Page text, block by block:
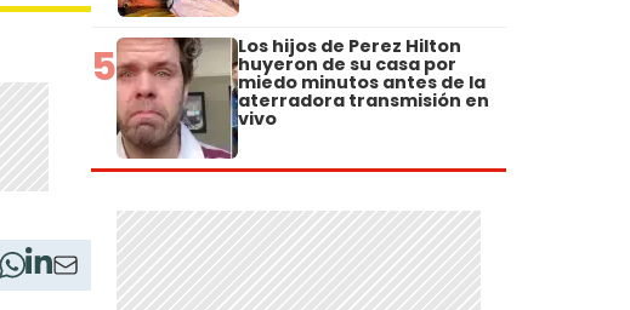
5 Los hijos de Perez Hilton
huyeron de su casa por
miedo minutos antes de la
aterradora transmisión en
vivo